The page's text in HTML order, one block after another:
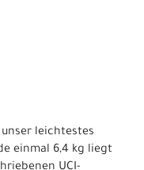
unser leichtestes
einmal 6,4 kg liegt